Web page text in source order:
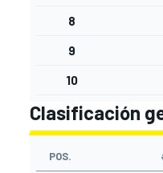
8
9
10
Clasificación
POS.